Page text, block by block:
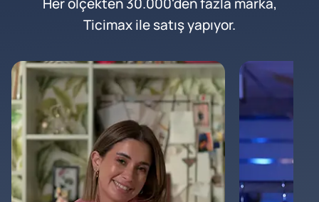
Ticimax ile satış yapıyor.